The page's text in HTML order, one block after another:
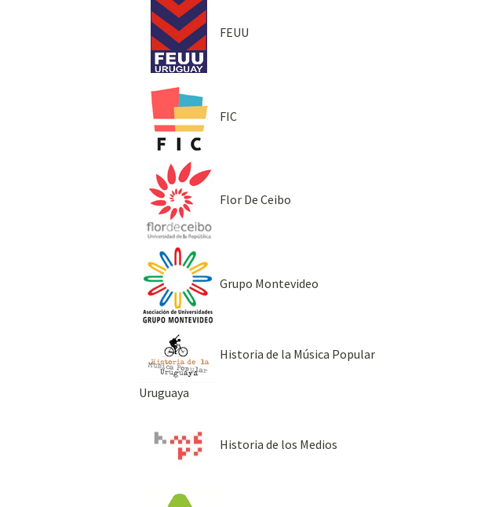
FEUU
FIC
Flor De Ceibo
Grupo Montevideo
Historia de la Música Popular
Uruguaya
Historia de los Medios